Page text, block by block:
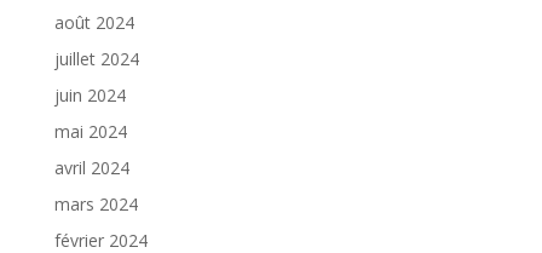
août 2024
juillet 2024
juin 2024
mai 2024
avril 2024
mars 2024
février 2024